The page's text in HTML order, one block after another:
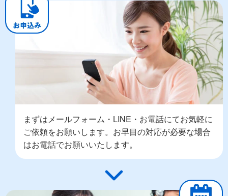
まずはメールフォーム・LINE・お電話にてお気軽に
ご依頼をお願いします。お早目の対応が必要な場合
はお電話でお願いいたします。